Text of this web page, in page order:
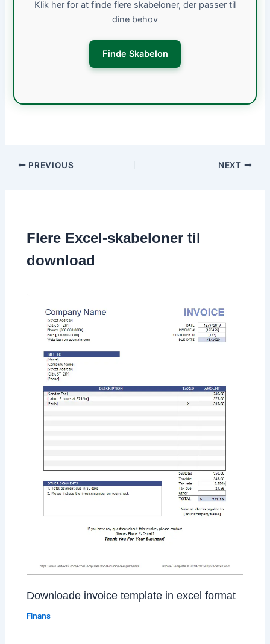
Klik her for at finde flere skabeloner, der passer til
dine behov
Finde Skabelon
PREVIOUS NEXT
Flere Excel-skabeloner til
download
Downloade invoice template in excel format
Finans